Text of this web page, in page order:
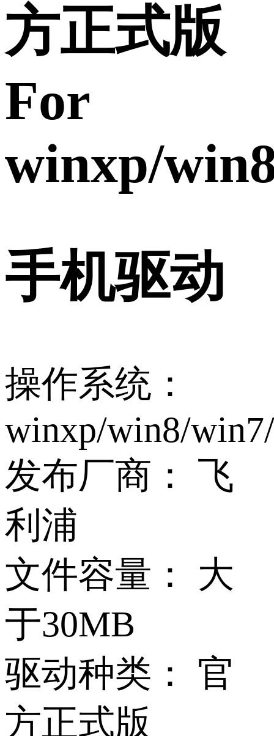
方正式版
For
winxp/
手机驱动
操作系统：
winxp/win8/
发布厂商：
飞
利浦
文件容量：
大
于30MB
驱动种类：
官
方正式版